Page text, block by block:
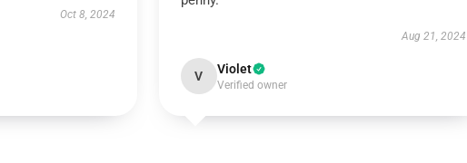
Oct 8, 2024
Aug 21, 2024
V Violet
Verified owner